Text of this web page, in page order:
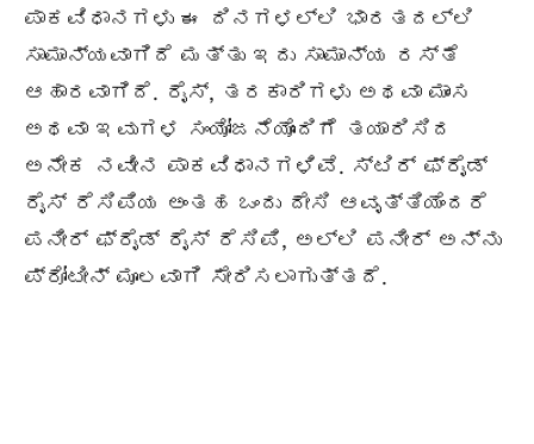
ಪಾಕವಿಧಾನಗಳು ಈ ದಿನಗಳಲ್ಲಿ ಭಾರತದಲ್ಲಿ
ಸಾಮಾನ್ಯವಾಗಿದೆ ಮತ್ತು ಇದು ಸಾಮಾನ್ಯ ರಸ್ತೆ
ಆಹಾರವಾಗಿದೆ. ರೈಸ್, ತರಕಾರಿಗಳು ಅಥವಾ ಮಾಂಸ
ಅಥವಾ ಇವುಗಳ ಸಂಯೋಜನೆಯೊಂದಿಗೆ ತಯಾರಿಸಿದ
ಅನೇಕ ನವೀನ ಪಾಕವಿಧಾನಗಳಿವೆ. ಸ್ಟಿರ್ ಫ್ರೈಡ್
ರೈಸ್ ರೆಸಿಪಿಯ ಅಂತಹ ಒಂದು ದೇಸಿ ಆವೃತ್ತಿಯೆಂದರೆ
ಪನೀರ್ ಫ್ರೈಡ್ ರೈಸ್ ರೆಸಿಪಿ, ಅಲ್ಲಿ ಪನೀರ್ ಅನ್ನು
ಪ್ರೋಟೀನ್ ಮೂಲವಾಗಿ ಸೇರಿಸಲಾಗುತ್ತದೆ.